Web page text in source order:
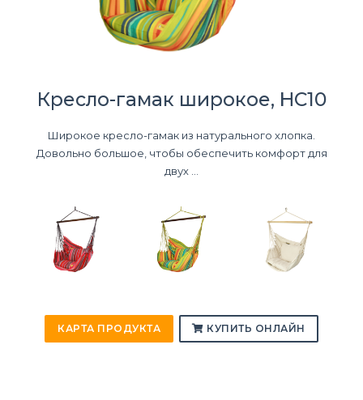
Кресло-гамак широкое, HC10
Широкое кресло-гамак из натурального хлопка.
Довольно большое, чтобы обеспечить комфорт для
двух ...
КАРТА ПРОДУКТА КУПИТЬ ОНЛАЙН